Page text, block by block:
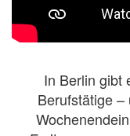
In Berlin gibt
Berufstätige